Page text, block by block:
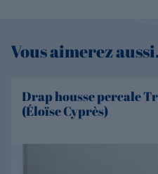
Vous aimerez
Drap housse percale
(Éloïse Cyprès)